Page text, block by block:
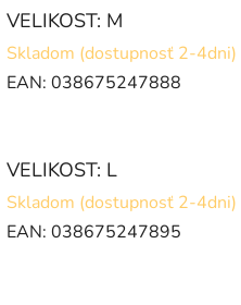
VELIKOST: M
Skladom (dostupnosť 2-4dni)
EAN: 038675247888
VELIKOST: L
Skladom (dostupnosť 2-4dni)
EAN: 038675247895